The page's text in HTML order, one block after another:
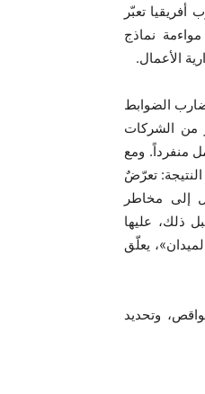
تعبّر
نماذج
الأعمال.
الضوابط
من الشركات
منفرداً. ومع
النتيجة: تعرّضٌ
إلى مخاطر
ذلك، عليها
يعلّق
وتحديد